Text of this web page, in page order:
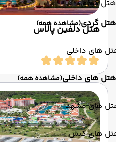
هتل گردی
هتل گردی(مشاهده همه)
های داخلی
هتل های داخلی(مشاهده همه)
های مشهد
های کیش
هتل دلفین پالاس